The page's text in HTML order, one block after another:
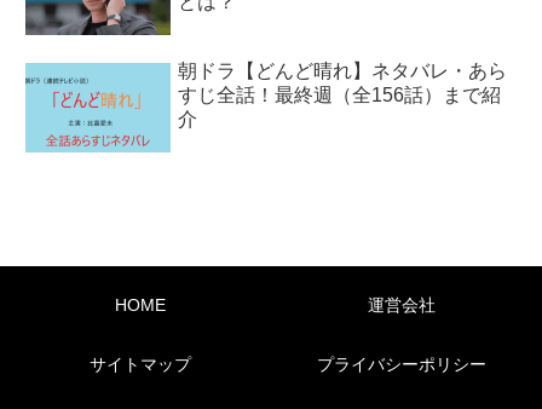
朝ドラ【どんど晴れ】ネタバレ・あら
すじ全話！最終週（全156話）まで紹
介
HOME 運営会社
サイトマップ プライバシーポリシー